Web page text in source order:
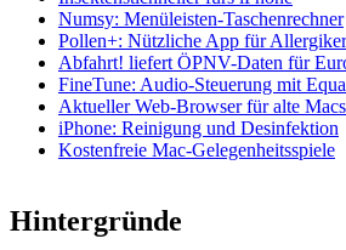
Numsy: Menüleisten-Taschenrechner
Pollen+: Nützliche App für Allergiker
Abfahrt! liefert ÖPNV-Daten für
FineTune: Audio-Steuerung mit
Aktueller Web-Browser für alte Macs
iPhone: Reinigung und Desinfektion
Kostenfreie Mac-Gelegenheitsspiele
Hintergründe